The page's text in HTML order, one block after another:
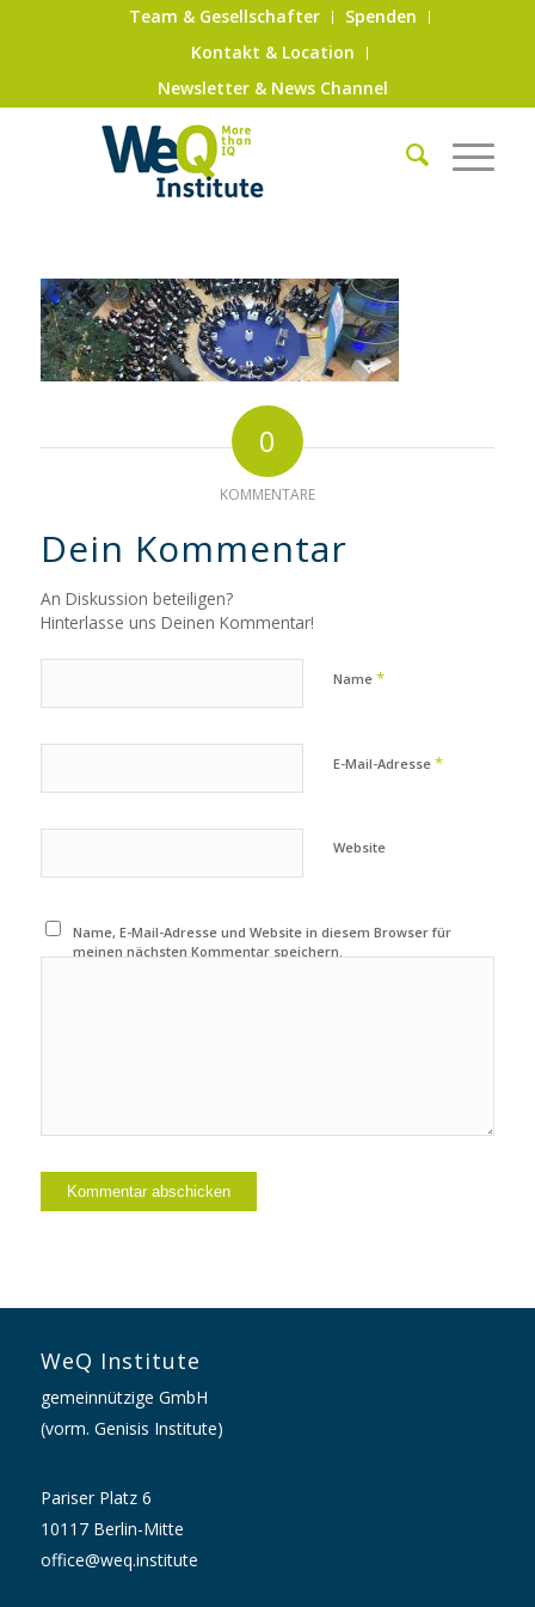
Team & Gesellschafter
Spenden
Kontakt & Location
Newsletter & News Channel
0
KOMMENTARE
Dein Kommentar
An Diskussion beteiligen?
Hinterlasse uns Deinen Kommentar!
Name *
E-Mail-Adresse *
Website
Name, E-Mail-Adresse und Website in diesem Browser für
meinen nächsten Kommentar speichern.
WeQ Institute
gemeinnützige GmbH
(vorm. Genisis Institute)
Pariser Platz 6
10117 Berlin-Mitte
office@weq.institute